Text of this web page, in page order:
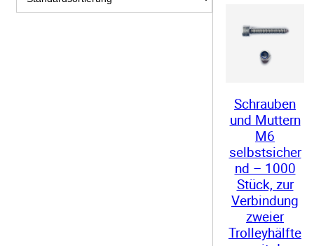
Schrauben
und Muttern
M6
selbstsicher
nd – 1000
Stück, zur
Verbindung
zweier
Trolleyhälfte